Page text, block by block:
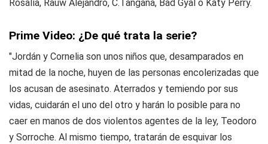
Rosalía, Rauw Alejandro, C.Tangana, Bad Gyal o Katy Perry.
Prime Video: ¿De qué trata la serie?
"Jordán y Cornelia son unos niños que, desamparados en
mitad de la noche, huyen de las personas encolerizadas que
los acusan de asesinato. Aterrados y temiendo por sus
vidas, cuidarán el uno del otro y harán lo posible para no
caer en manos de dos violentos agentes de la ley, Teodoro
y Sorroche. Al mismo tiempo, tratarán de esquivar los